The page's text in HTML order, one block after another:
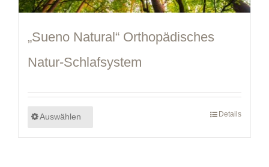
„Sueno Natural“ Orthopädisches
Natur-Schlafsystem
Auswählen Details